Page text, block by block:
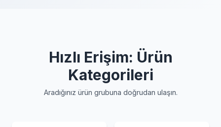
Hızlı Erişim: Ürün
Kategorileri
Aradığınız ürün grubuna doğrudan ulaşın.